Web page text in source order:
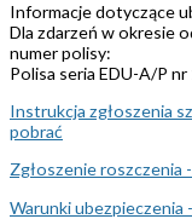
Informacje dotyczące
Dla zdarzeń w okresie
numer polisy:
Polisa seria EDU-A/P nr
Instrukcja zgłoszenia
pobrać
Zgłoszenie roszczenia
Warunki ubezpieczenia